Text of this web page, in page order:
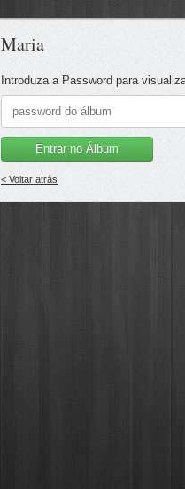
Maria
Introduza a Password para
Entrar no Álbum
< Voltar atrás